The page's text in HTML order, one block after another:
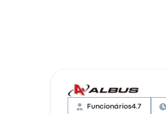
Funcionários4.7